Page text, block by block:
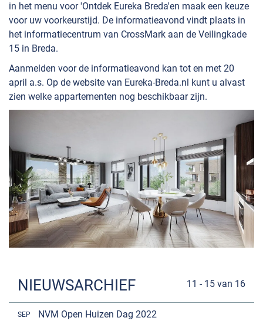
in het menu voor 'Ontdek Eureka Breda'en maak een keuze
voor uw voorkeurstijd. De informatieavond vindt plaats in
het informatiecentrum van CrossMark aan de Veilingkade
15 in Breda.
Aanmelden voor de informatieavond kan tot en met 20
april a.s. Op de website van Eureka-Breda.nl kunt u alvast
zien welke appartementen nog beschikbaar zijn.
NIEUWSARCHIEF 11 - 15 van 16
SEP NVM Open Huizen Dag 2022